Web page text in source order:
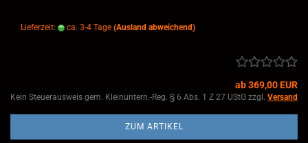
Lieferzeit: ca. 3-4 Tage (Ausland abweichend)
ab 369,00 EUR
Kein Steuerausweis gem. Kleinuntern.-Reg. § 6 Abs. 1 Z 27 UStG zzgl. Versand
ZUM ARTIKEL